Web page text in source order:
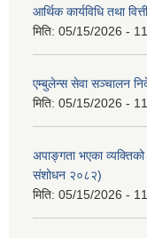
आर्थिक कार्यविधि तथा
मिति: 05/15/2026 -
एम्बुलेन्स सेवा सञ्चालन
मिति: 05/15/2026 -
अपाङ्गता भएका
संशोधन २०८२)
मिति: 05/15/2026 -